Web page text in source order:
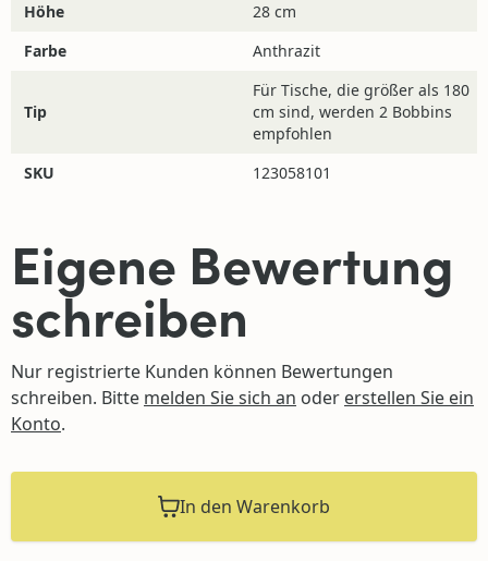
werden kann.
Fragen?
Sie können uns per E-Mail von Montag bis Freitag von
09:00 bis 17:00 Uhr unter
info@4jahreszeitengartenmobel.de
Höhe
28 cm
Farbe
Anthrazit
Tip
Für Tische, die größer als 180
cm sind, werden 2 Bobbins
empfohlen
SKU
123058101
Eigene Bewertung
schreiben
Nur registrierte Kunden können Bewertungen
schreiben. Bitte melden Sie sich an oder erstellen Sie ein
Konto.
In den Warenkorb